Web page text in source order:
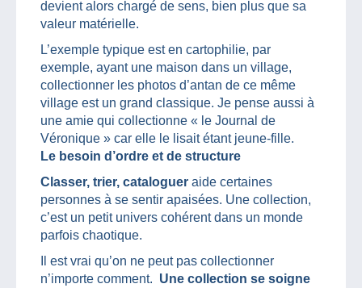
devient alors chargé de sens, bien plus que sa
valeur matérielle.
L’exemple typique est en cartophilie, par
exemple, ayant une maison dans un village,
collectionner les photos d’antan de ce même
village est un grand classique. Je pense aussi à
une amie qui collectionne « le Journal de
Véronique » car elle le lisait étant jeune-fille.
Le besoin d’ordre et de structure
Classer, trier, cataloguer aide certaines
personnes à se sentir apaisées. Une collection,
c’est un petit univers cohérent dans un monde
parfois chaotique.
Il est vrai qu’on ne peut pas collectionner
n’importe comment. Une collection se soigne